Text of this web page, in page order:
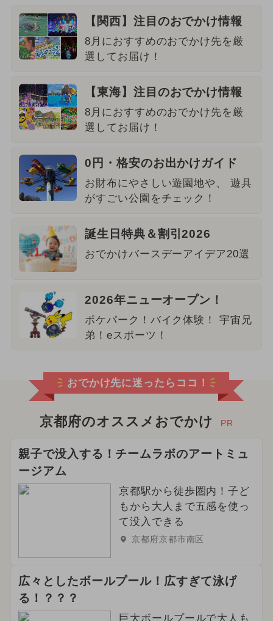
【関西】注目のおでかけ情報
8月におすすめのおでかけ先を厳
選してお届け！
【東海】注目のおでかけ情報
8月におすすめのおでかけ先を厳
選してお届け！
0円・格安のお出かけガイド
お財布にやさしい遊園地や、 遊具
がすごい公園をチェック！
誕生日特典＆割引2026
おでかけバースデーアイデア20選
2026年ニューオープン！
ポケパーク！バイク体験！ 宇宙兄
弟！eスポーツ！
おでかけ先に迷ったらココ！
京都府のオススメおでかけ PR
親子で没入する！チームラボのアートミュ
ージアム
京都駅から徒歩圏内！子ど
もから大人まで五感を使っ
て没入できる
京都府京都市南区
広々としたボールプール！広すぎて泳げ
る！？？？
巨大ボールプールで大人も